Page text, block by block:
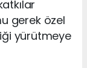
gerek özel
yürütmeye